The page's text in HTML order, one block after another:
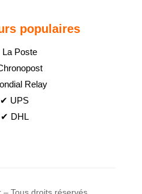
populaires
Poste
Relay
✔ UPS
✔ DHL